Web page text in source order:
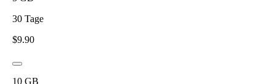
30 Tage
$9.90
10 GB